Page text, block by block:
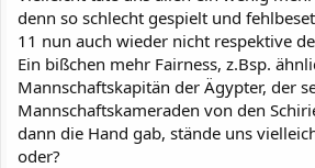
denn so schlecht gespielt und
11 nun auch wieder nicht respektive
Ein bißchen mehr Fairness, z.Bsp.
Mannschaftskapitän der Ägypter, der
Mannschaftskameraden von den
dann die Hand gab, stände uns
oder?